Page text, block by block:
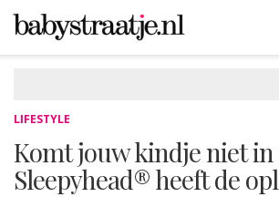
LIFESTYLE
Komt jouw kindje niet in
Sleepyhead® heeft de